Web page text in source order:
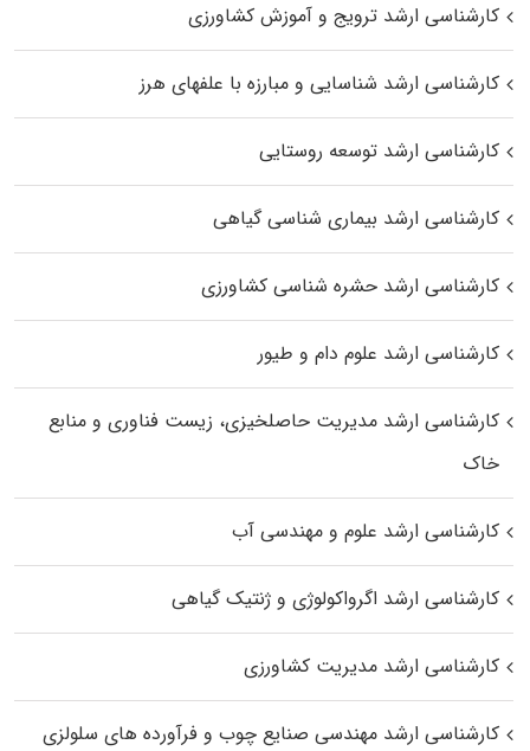
کارشناسی ارشد ترویج و آموزش کشاورزی
کارشناسی ارشد شناسایی و مبارزه با علفهای هرز
کارشناسی ارشد توسعه روستایی
کارشناسی ارشد بیماری‌ شناسی گیاهی
کارشناسی ارشد حشره‌ شناسی کشاورزی
کارشناسی ارشد علوم دام و طیور
کارشناسی ارشد مدیریت حاصلخیزی، زیست فناوری و منابع
خاک
کارشناسی ارشد علوم و مهندسی آب
کارشناسی ارشد اگرواکولوژی و ژنتیک گیاهی
کارشناسی ارشد مدیریت کشاورزی
کارشناسی ارشد مهندسی صنایع چوب و فرآورده‌ های سلولزی